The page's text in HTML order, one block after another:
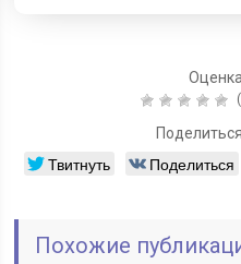
Твитнуть Поделиться
Похожие